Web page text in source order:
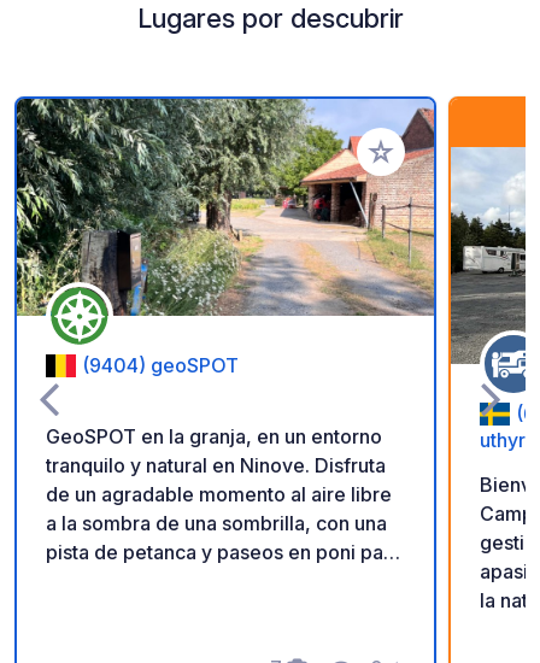
Lugares por descubrir
Añadir a tus
(9404) geoSPOT
GeoSPOT en la granja, en un entorno
tranquilo y natural en Ninove. Disfruta
de un agradable momento al aire libre
a la sombra de una sombrilla, con una
pista de petanca y paseos en poni para
Camping.
la